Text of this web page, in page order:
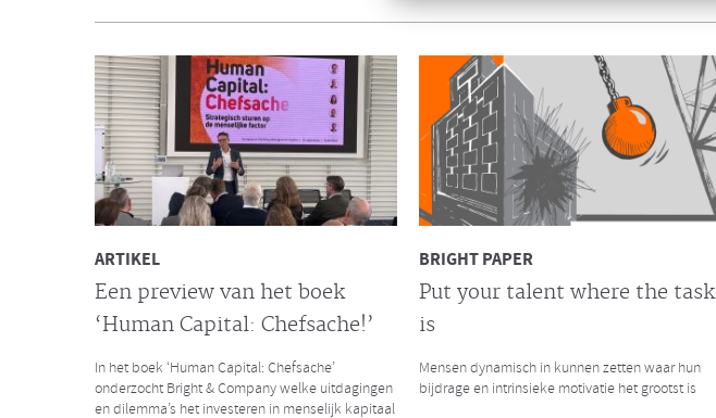
Bright & Company versterkt
de Galan Groep
Met trots delen wij met jullie het nieuws dat
Bright & Company zich heeft aangesloten bij de
Galan Groep en samen hun krachten bundelen.
ARTIKEL
Een preview van het boek
‘Human Capital: Chefsache!’
In het boek ‘Human Capital: Chefsache’
onderzocht Bright & Company welke uitdagingen
en dilemma’s het investeren in menselijk kapitaal
BRIGHT PAPER
Put your talent where the task
is
Mensen dynamisch in kunnen zetten waar hun
bijdrage en intrinsieke motivatie het grootst is